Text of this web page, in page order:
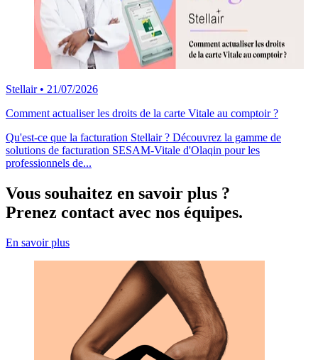
Stellair • 21/07/2026
Comment actualiser les droits de la carte Vitale au comptoir ?
Qu'est-ce que la facturation Stellair ? Découvrez la gamme de
solutions de facturation SESAM-Vitale d'Olaqin pour les
professionnels de...
Vous souhaitez en savoir plus ?
Prenez contact avec nos équipes.
En savoir plus